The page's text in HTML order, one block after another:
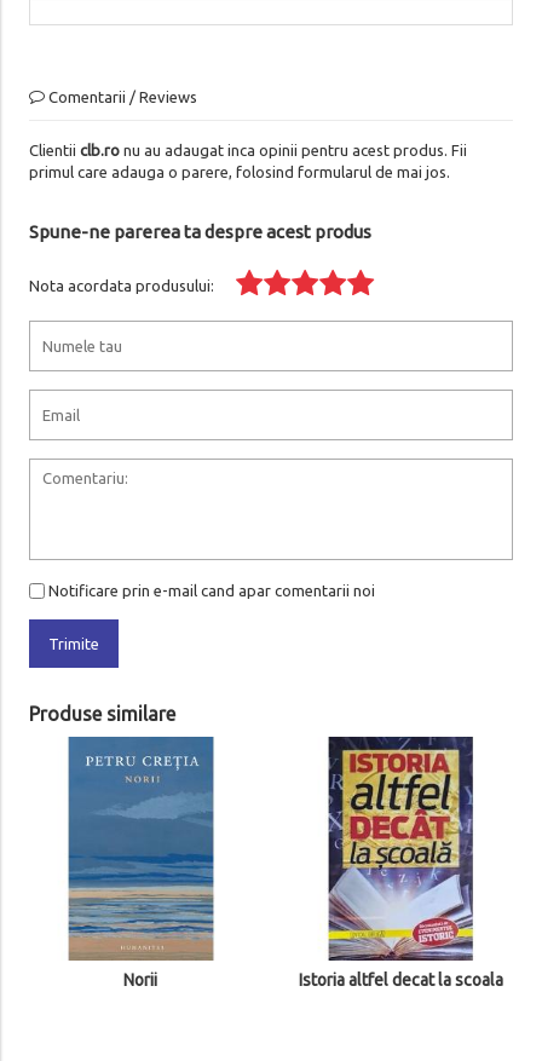
Comentarii / Reviews
Clientii clb.ronu au adaugat inca opinii pentru acest produs. Fii
primul care adauga o parere, folosind formularul de mai jos.
Spune-ne parerea ta despre acest produs
Nota acordata produsului:
Notificare prin e-mail cand apar comentarii noi
Trimite
Produse similare
Norii Istoria altfel decat la scoala